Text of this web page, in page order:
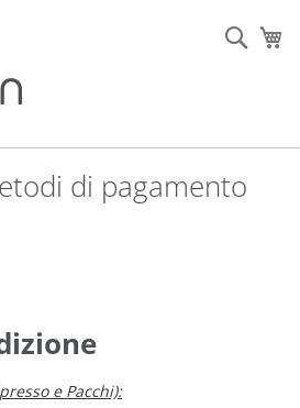
di pagamento
e Pacchi):